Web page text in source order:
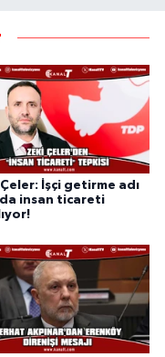
İşçi getirme adı
insan ticareti